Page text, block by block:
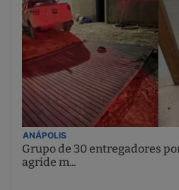
ANÁPOLIS
Grupo de 30 entregadores
agride m...